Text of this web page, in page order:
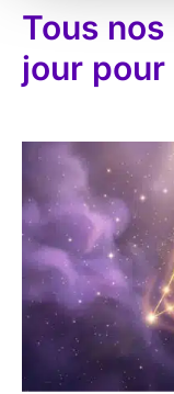
Tous
jour pour